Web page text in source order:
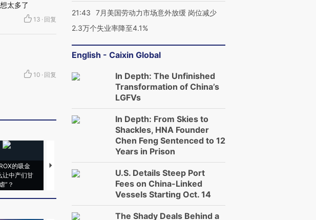
太多了
13 · 回复
10 · 回复
的吸金
让中产们甘
”？
马航飞行员跨国走私7万
粒摇头丸 尿检体内含3种
度Z世代 用街头抗争将教
育部长拱下台
21:43
7月美国劳动力市场意外放缓 岗位减少
2.3万个失业率降至4.1%
English - Caixin Global
In Depth: The Unfinished
Transformation of China’s
LGFVs
In Depth: From Skies to
Shackles, HNA Founder
Chen Feng Sentenced to 12
Years in Prison
U.S. Details Steep Port
Fees on China-Linked
Vessels Starting Oct. 14
The Shady Deals Behind a